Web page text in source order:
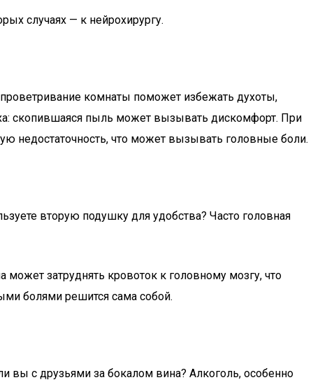
случаях — к нейрохирургу.
комнаты поможет избежать духоты,
скопившаяся пыль может вызывать дискомфорт. При
недостаточность, что может вызывать головные боли.
вторую подушку для удобства? Часто головная
затруднять кровоток к головному мозгу, что
болями решится сама собой.
вы с друзьями за бокалом вина? Алкоголь, особенно